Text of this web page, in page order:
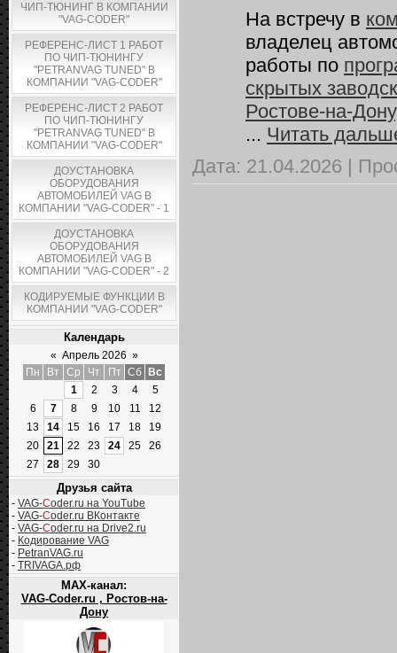
ЧИП-ТЮНИНГ В КОМПАНИИ
"VAG-CODER"
РЕФЕРЕНС-ЛИСТ 1 РАБОТ
ПО ЧИП-ТЮНИНГУ
"PETRANVAG TUNED" В
КОМПАНИИ "VAG-CODER"
РЕФЕРЕНС-ЛИСТ 2 РАБОТ
ПО ЧИП-ТЮНИНГУ
"PETRANVAG TUNED" В
КОМПАНИИ "VAG-CODER"
ДОУСТАНОВКА
ОБОРУДОВАНИЯ
АВТОМОБИЛЕЙ VAG В
КОМПАНИИ "VAG-CODER" - 1
ДОУСТАНОВКА
ОБОРУДОВАНИЯ
АВТОМОБИЛЕЙ VAG В
КОМПАНИИ "VAG-CODER" - 2
КОДИРУЕМЫЕ ФУНКЦИИ В
КОМПАНИИ "VAG-CODER"
Календарь
« Апрель 2026 »
Пн
Вт Ср Чт Пт Сб
Вс
1
2 3 4
5
6
7 8 9 10 11
12
13
14 15 16 17 18
19
20
21 22 23 24 25
26
27
28 29 30
Друзья сайта
- VAG-Coder.ru на YouTube
- VAG-Coder.ru ВКонтакте
- VAG-Coder.ru на Drive2.ru
- Кодирование VAG
- PetranVAG.ru
- TRIVAGA.рф
MAX-канал:
VAG-Coder.ru , Ростов-на-
Дону
На встречу в
владелец
работы по
скрытых
Ростове-на-Дону
... Читать
Дата: 21.04.2026 |